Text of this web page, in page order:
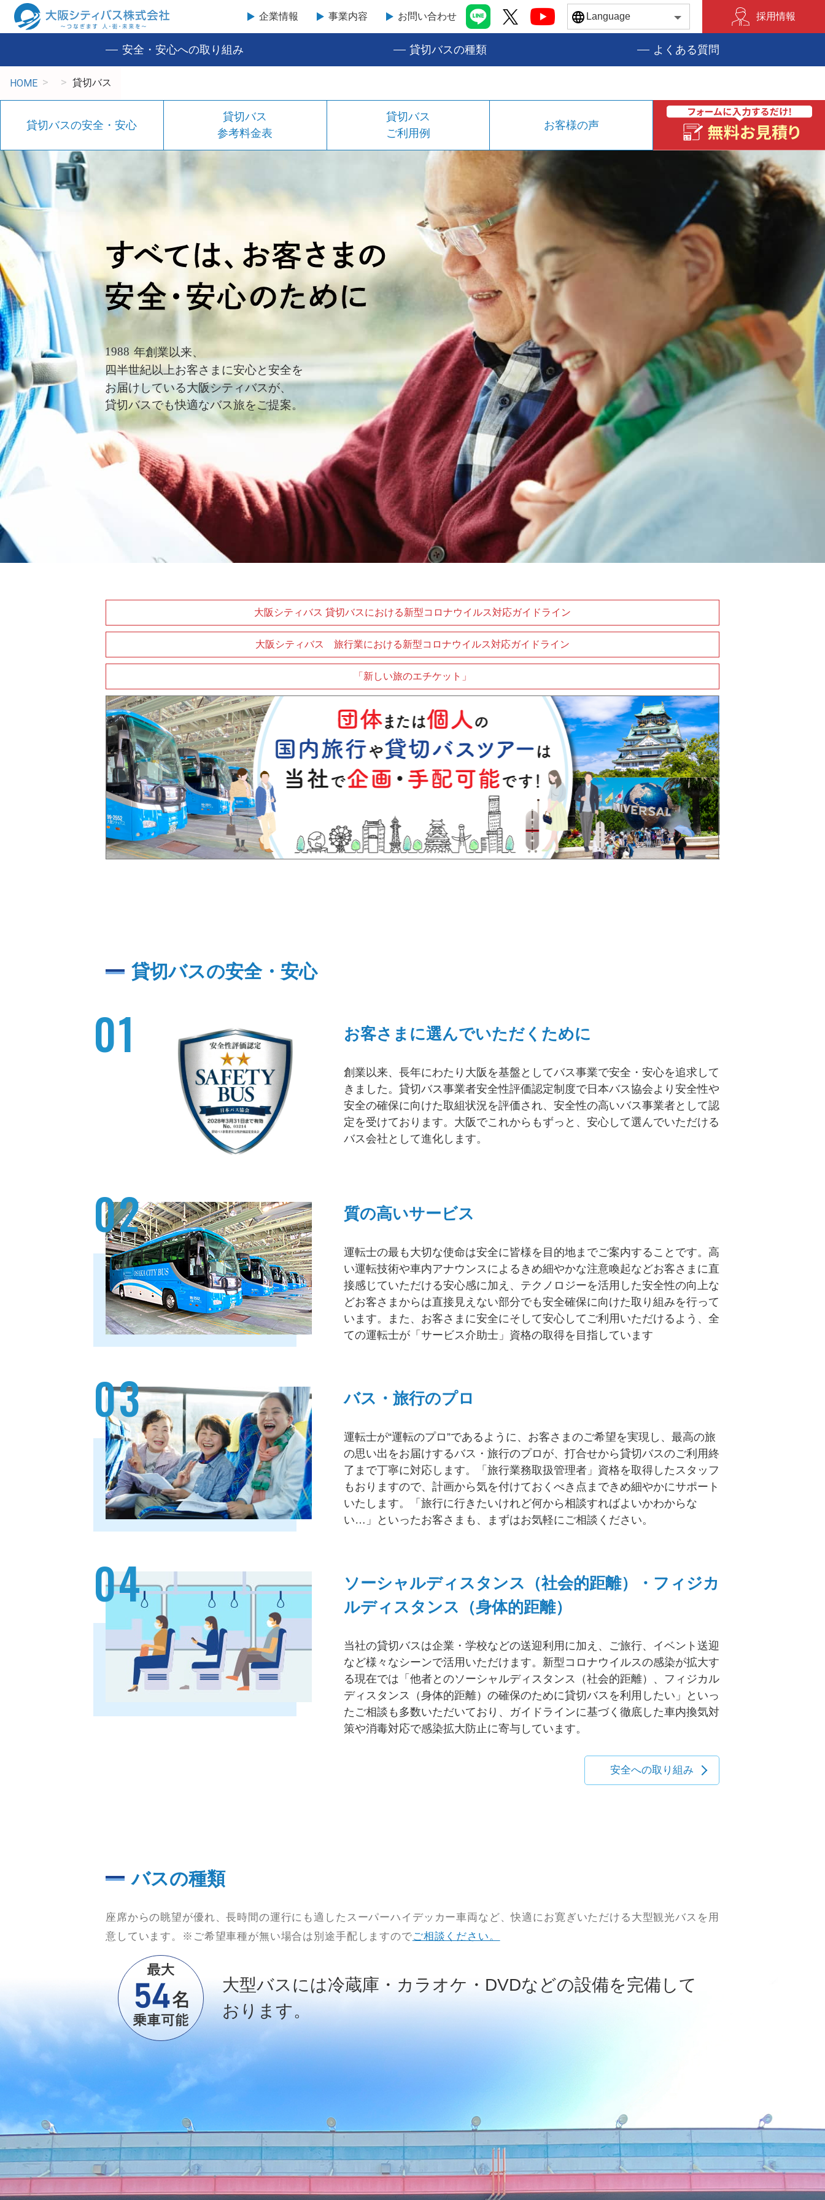
企業情報 事業内容 お問い合わせ 採用情報
安全・安心への取り組み 貸切バスの種類 よくある質問
HOME 貸切バス
貸切バスの安全・安心
貸切バス
参考料金表
貸切バス
ご利用例
お客様の声
すべては、お客様の安全・安心のために 1988年創業以来、四半世紀以上お客さまに安心と安全
大阪シティバス 貸切バスにおける新型コロナウイルス対応ガイドライン
大阪シティバス 旅行業における新型コロナウイルス対応ガイドライン
「新しい旅のエチケット」
貸切バスの安全・安心
お客さまに選んでいただくために
創業以来、長年にわたり大阪を基盤としてバス事業で安全・安心を追求して
きました。貸切バス事業者安全性評価認定制度で日本バス協会より安全性や
安全の確保に向けた取組状況を評価され、安全性の高いバス事業者として認
定を受けております。大阪でこれからもずっと、安心して選んでいただける
バス会社として進化します。
質の高いサービス
運転士の最も大切な使命は安全に皆様を目的地までご案内することです。高
い運転技術や車内アナウンスによるきめ細やかな注意喚起などお客さまに直
接感じていただける安心感に加え、テクノロジーを活用した安全性の向上な
どお客さまからは直接見えない部分でも安全確保に向けた取り組みを行って
います。また、お客さまに安全にそして安心してご利用いただけるよう、全
ての運転士が「サービス介助士」資格の取得を目指しています
バス・旅行のプロ
運転士が“運転のプロ”であるように、お客さまのご希望を実現し、最高の旅
の思い出をお届けするバス・旅行のプロが、打合せから貸切バスのご利用終
了まで丁寧に対応します。「旅行業務取扱管理者」資格を取得したスタッフ
もおりますので、計画から気を付けておくべき点まできめ細やかにサポート
いたします。「旅行に行きたいけれど何から相談すればよいかわからな
い…」といったお客さまも、まずはお気軽にご相談ください。
ソーシャルディスタンス（社会的距離）・フィジカ
ルディスタンス（身体的距離）
当社の貸切バスは企業・学校などの送迎利用に加え、ご旅行、イベント送迎
など様々なシーンで活用いただけます。新型コロナウイルスの感染が拡大す
る現在では「他者とのソーシャルディスタンス（社会的距離）、フィジカル
ディスタンス（身体的距離）の確保のために貸切バスを利用したい」といっ
たご相談も多数いただいており、ガイドラインに基づく徹底した車内換気対
策や消毒対応で感染拡大防止に寄与しています。
安全への取り組み
バスの種類
座席からの眺望が優れ、長時間の運行にも適したスーパーハイデッカー車両など、快適にお寛ぎいただける大型観光バスを用
意しています。※ご希望車種が無い場合は別途手配しますのでご相談ください。
大型バスには冷蔵庫・カラオケ・DVDなどの設備を完備して
おります。